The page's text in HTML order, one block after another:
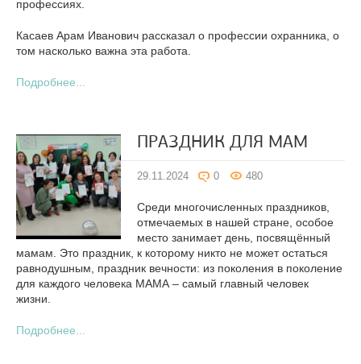
профессиях.
Касаев Арам Иванович рассказал о профессии охранника, о
том насколько важна эта работа.
Подробнее...
ПРАЗДНИК ДЛЯ МАМ
29.11.2024 0 480
Среди многочисленных праздников,
отмечаемых в нашей стране, особое
место занимает день, посвящённый
мамам. Это праздник, к которому никто не может остаться
равнодушным, праздник вечности: из поколения в поколение
для каждого человека МАМА – самый главный человек
жизни.
Подробнее...